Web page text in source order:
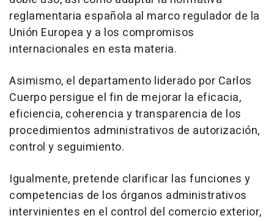
reglamentaria española al marco regulador de la
Unión Europea y a los compromisos
internacionales en esta materia.
Asimismo, el departamento liderado por Carlos
Cuerpo persigue el fin de mejorar la eficacia,
eficiencia, coherencia y transparencia de los
procedimientos administrativos de autorización,
control y seguimiento.
Igualmente, pretende clarificar las funciones y
competencias de los órganos administrativos
intervinientes en el control del comercio exterior,